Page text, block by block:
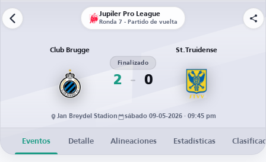
Jupiler Pro League
Ronda 7 - Partido de vuelta
Club Brugge
2
Finalizado
0
St.Truidense
Jan Breydel Stadion sábado 09-05-2026 · 09:45 pm
Eventos Detalle Alineaciones Estadísticas